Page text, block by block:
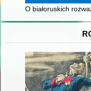
O białoruskich